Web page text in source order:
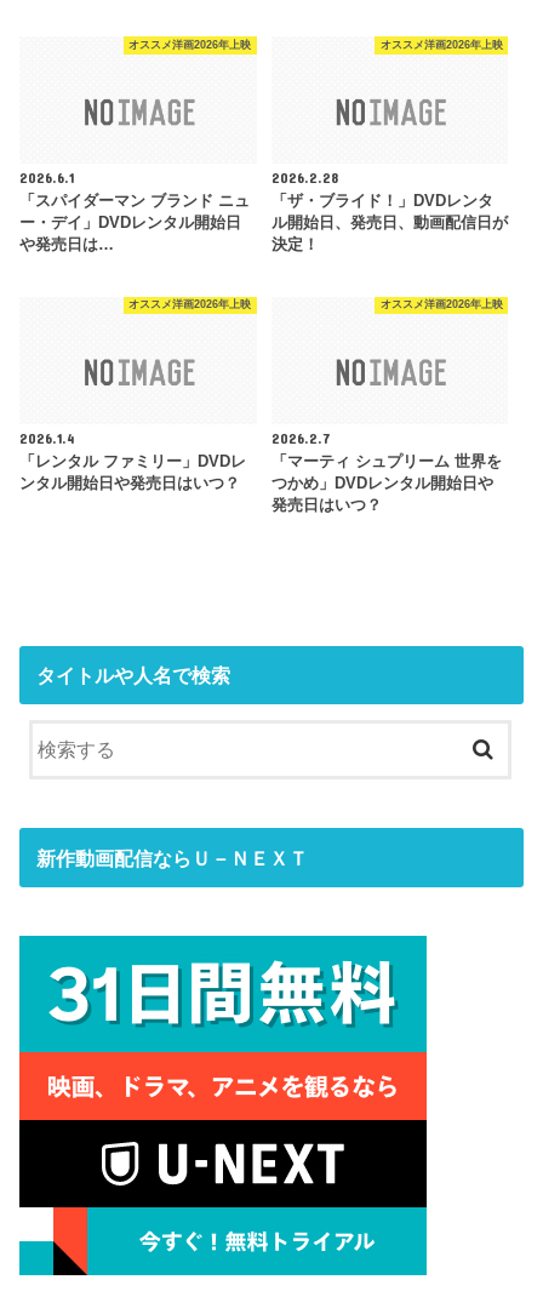
オススメ洋画2026年上映
2026.6.1
「スパイダーマン ブランド ニュ
ー・デイ」DVDレンタル開始日
や発売日は…
オススメ洋画2026年上映
2026.2.28
「ザ・ブライド！」DVDレンタ
ル開始日、発売日、動画配信日が
決定！
オススメ洋画2026年上映
2026.1.4
「レンタル ファミリー」DVDレ
ンタル開始日や発売日はいつ？
オススメ洋画2026年上映
2026.2.7
「マーティ シュプリーム 世界を
つかめ」DVDレンタル開始日や
発売日はいつ？
タイトルや人名で検索
新作動画配信ならＵ－ＮＥＸＴ